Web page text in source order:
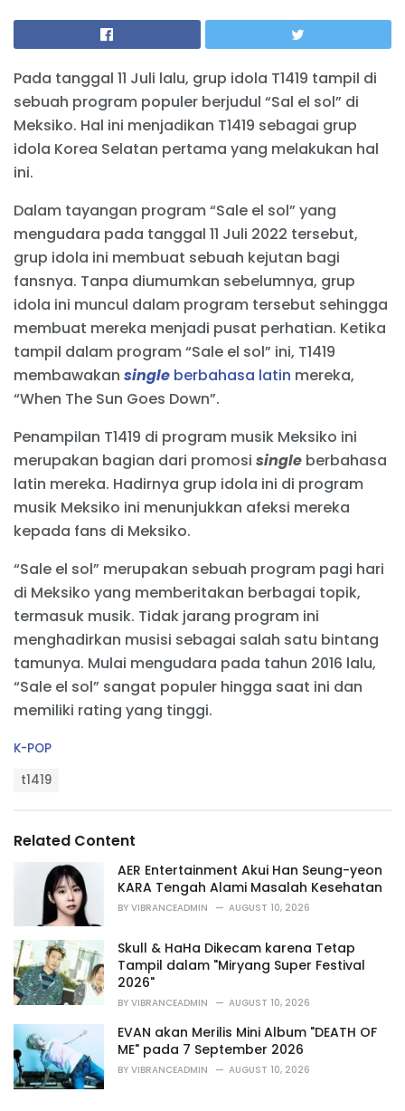
Pada tanggal 11 Juli lalu, grup idola T1419 tampil di
sebuah program populer berjudul “Sal el sol” di
Meksiko. Hal ini menjadikan T1419 sebagai grup
idola Korea Selatan pertama yang melakukan hal
ini.
Dalam tayangan program “Sale el sol” yang
mengudara pada tanggal 11 Juli 2022 tersebut,
grup idola ini membuat sebuah kejutan bagi
fansnya. Tanpa diumumkan sebelumnya, grup
idola ini muncul dalam program tersebut sehingga
membuat mereka menjadi pusat perhatian. Ketika
tampil dalam program “Sale el sol” ini, T1419
membawakan single berbahasa latin mereka,
“When The Sun Goes Down”.
Penampilan T1419 di program musik Meksiko ini
merupakan bagian dari promosi single berbahasa
latin mereka. Hadirnya grup idola ini di program
musik Meksiko ini menunjukkan afeksi mereka
kepada fans di Meksiko.
“Sale el sol” merupakan sebuah program pagi hari
di Meksiko yang memberitakan berbagai topik,
termasuk musik. Tidak jarang program ini
menghadirkan musisi sebagai salah satu bintang
tamunya. Mulai mengudara pada tahun 2016 lalu,
“Sale el sol” sangat populer hingga saat ini dan
memiliki rating yang tinggi.
C
r
K-POP
:
t1419
Related Content
AER Entertainment Akui Han Seung-yeon
KARA Tengah Alami Masalah Kesehatan
BY VIBRANCEADMIN AUGUST 10, 2026
Skull & HaHa Dikecam karena Tetap
Tampil dalam "Miryang Super Festival
2026"
BY VIBRANCEADMIN AUGUST 10, 2026
EVAN akan Merilis Mini Album "DEATH OF
ME" pada 7 September 2026
BY VIBRANCEADMIN AUGUST 10, 2026